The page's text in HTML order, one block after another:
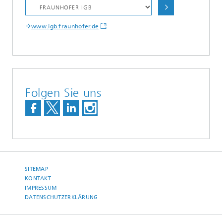
www.igb.fraunhofer.de
Folgen Sie uns
SITEMAP
KONTAKT
IMPRESSUM
DATENSCHUTZERKLÄRUNG